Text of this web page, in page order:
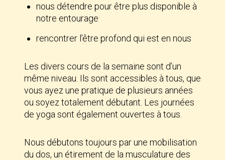
nous détendre pour être plus disponible à
notre entourage
rencontrer l’être profond qui est en nous
Les divers cours de la semaine sont d’un
même niveau. Ils sont accessibles à tous, que
vous ayez une pratique de plusieurs années
ou soyez totalement débutant. Les journées
de yoga sont également ouvertes à tous.
Nous débutons toujours par une mobilisation
du dos, un étirement de la musculature des